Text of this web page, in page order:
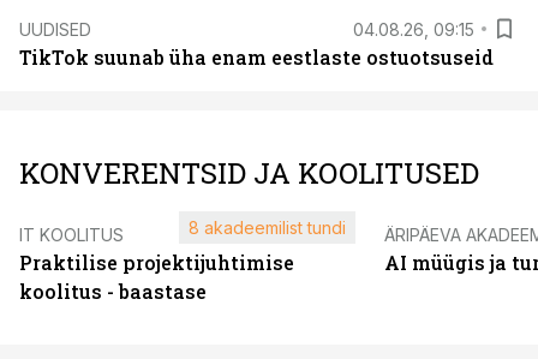
UUDISED 04.08.26, 09:15
TikTok suunab üha enam eestlaste ostuotsuseid
KONVERENTSID JA KOOLITUSED
IT KOOLITUS
Praktilise projektijuhtimise
koolitus - baastase
8 akadeemilist tundi ÄRIPÄEVA
AI müügis ja